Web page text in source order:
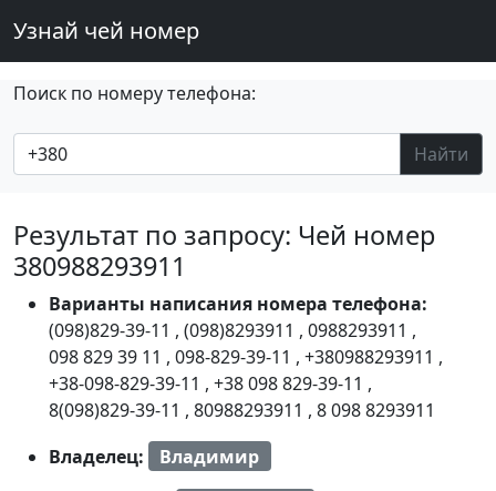
Узнай чей номер
Поиск по номеру телефона:
Найти
Результат по запросу: Чей номер
380988293911
Варианты написания номера телефона:
(098)829-39-11 , (098)8293911 , 0988293911 ,
098 829 39 11 , 098-829-39-11 , +380988293911 ,
+38-098-829-39-11 , +38 098 829-39-11 ,
8(098)829-39-11 , 80988293911 , 8 098 8293911
Владелец:
Владимир